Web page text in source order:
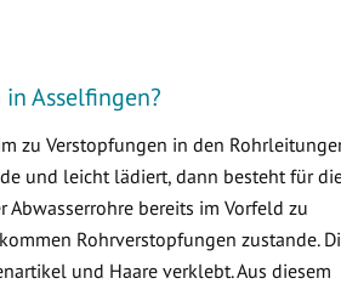
Asselfingen?
zu Verstopfungen in den
und leicht lädiert, dann besteht für
bereits im Vorfeld zu
Rohrverstopfungen zustande.
und Haare verklebt. Aus diesem